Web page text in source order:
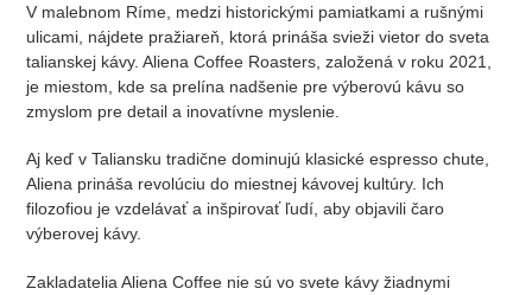
V malebnom Ríme, medzi historickými pamiatkami a rušnými
ulicami, nájdete pražiareň, ktorá prináša svieži vietor do sveta
talianskej kávy. Aliena Coffee Roasters, založená v roku 2021,
je miestom, kde sa prelína nadšenie pre výberovú kávu so
zmyslom pre detail a inovatívne myslenie.
Aj keď v Taliansku tradične dominujú klasické espresso chute,
Aliena prináša revolúciu do miestnej kávovej kultúry. Ich
filozofiou je vzdelávať a inšpirovať ľudí, aby objavili čaro
výberovej kávy.
Zakladatelia Aliena Coffee nie sú vo svete kávy žiadnymi